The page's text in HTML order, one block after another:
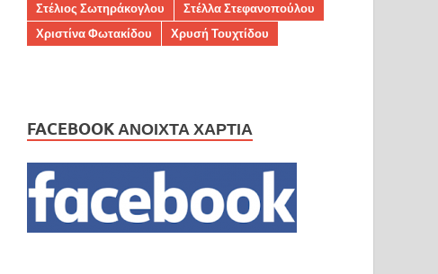
Στέλιος Σωτηράκογλου
Στέλλα Στεφανοπούλου
Χριστίνα Φωτακίδου
Χρυσή Τουχτίδου
FACEBOOK ΑΝΟΙΧΤΆ ΧΑΡΤΙΆ